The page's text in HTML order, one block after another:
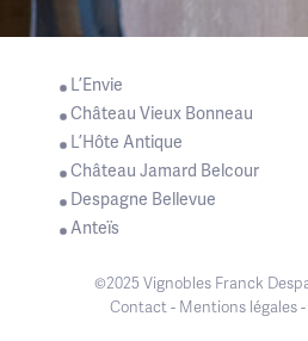
L’Envie
Château Vieux Bonneau
L’Hôte Antique
Château Jamard Belcour
Despagne Bellevue
Anteïs
©2025 Vignobles Franck
Contact- Mentions légales-